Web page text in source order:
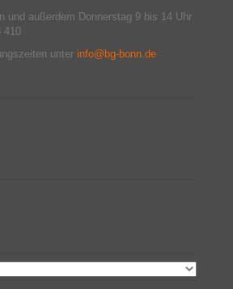
und außerdem Donnerstag 9 bis 14 Uhr
410
unter info@bg-bonn.de